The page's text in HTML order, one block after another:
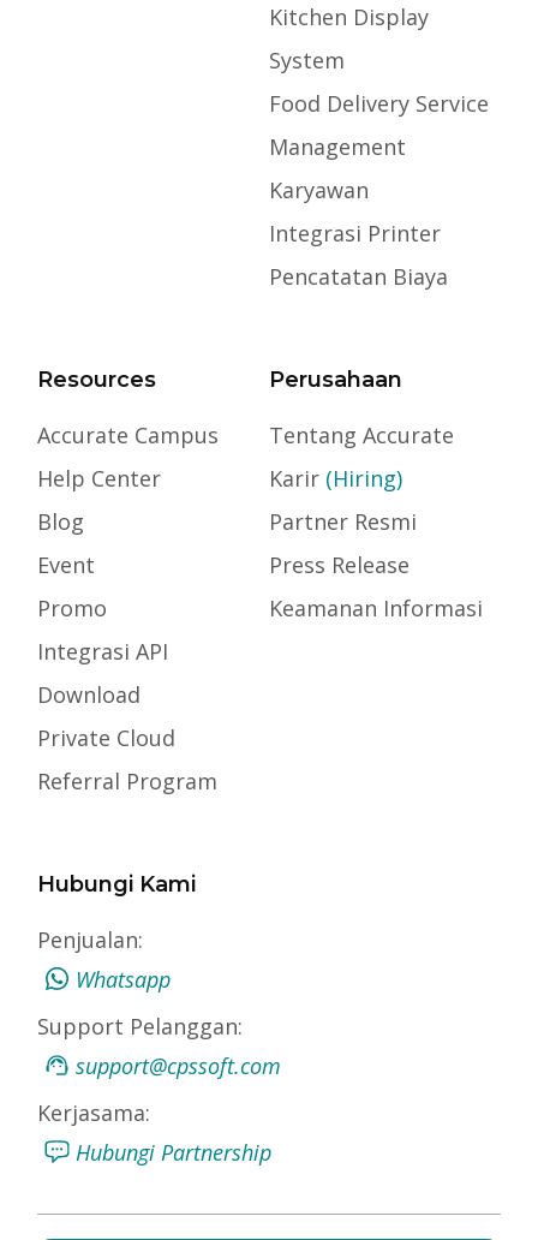
Kitchen Display
System
Food Delivery Service
Management
Karyawan
Integrasi Printer
Pencatatan Biaya
Resources
Accurate Campus
Help Center
Blog
Event
Promo
Integrasi API
Download
Private Cloud
Referral Program
Perusahaan
Tentang Accurate
Karir (Hiring)
Partner Resmi
Press Release
Keamanan Informasi
Hubungi Kami
Penjualan:
Whatsapp
Support Pelanggan:
support@cpssoft.com
Kerjasama:
Hubungi Partnership